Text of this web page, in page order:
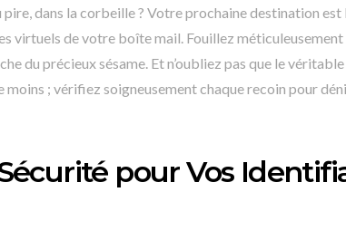
pire, dans la corbeille ? Votre prochaine destination est
virtuels de votre boîte mail. Fouillez méticuleusement
du précieux sésame. Et n’oubliez pas que le
moins ; vérifiez soigneusement chaque recoin pour
pour Vos